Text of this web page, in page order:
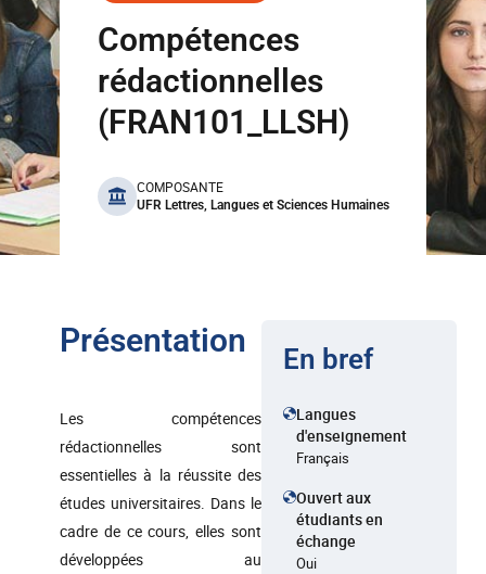
Compétences
rédactionnelles
(FRAN101_LLSH)
benefits
COMPOSANTE
UFR Lettres, Langues et Sciences Humaines
Présentation
Les compétences
rédactionnelles sont
essentielles à la réussite des
études universitaires. Dans le
cadre de ce cours, elles sont
développées au
En bref
Langues
d'enseignement
Français
Ouvert aux
étudiants en
échange
Oui